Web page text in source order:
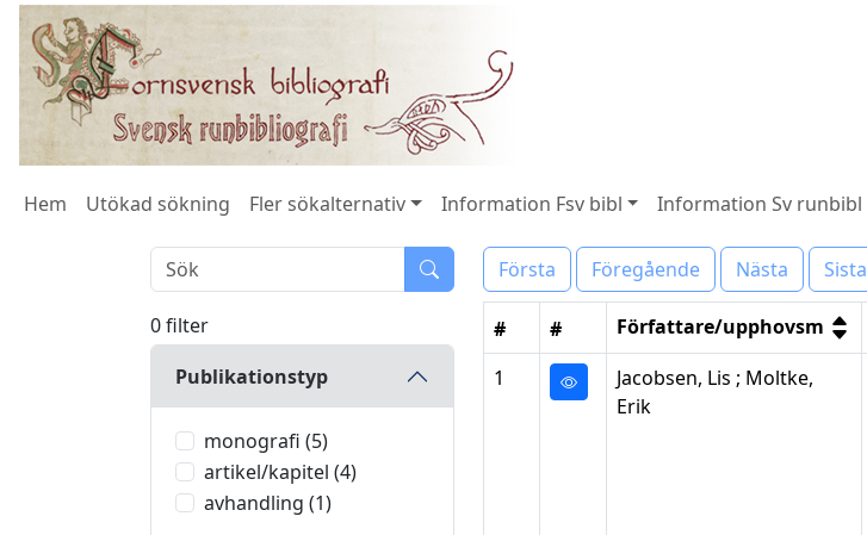
Hem Utökad sökning Fler sökalternativ Information Fsv bibl Information Sv runbibl
0 filter
Publikationstyp
monografi (5)
artikel/kapitel (4)
avhandling (1)
Första Föregående Nästa Sista
# # Författare/upphovsm
1
Jacobsen, Lis ; Moltke,
Erik